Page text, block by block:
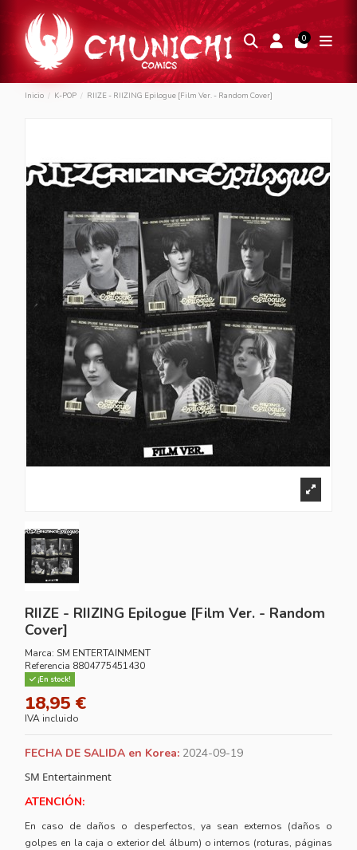
0
Inicio K-POP RIIZE - RIIZING Epilogue [Film Ver. - Random Cover]
RIIZE - RIIZING Epilogue [Film Ver. - Random
Cover]
Marca: SM ENTERTAINMENT
Referencia 8804775451430
¡En stock!
18,95 €
IVA incluido
FECHA DE SALIDA en Korea: 2024-09-19
SM Entertainment
ATENCIÓN:
En caso de daños o desperfectos, ya sean externos (daños o
golpes en la caja o exterior del álbum) o internos (roturas, páginas